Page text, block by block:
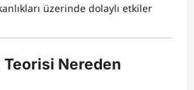
üzerinde dolaylı etkiler
Nereden